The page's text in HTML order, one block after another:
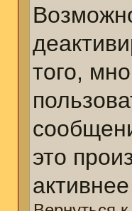
того,
это